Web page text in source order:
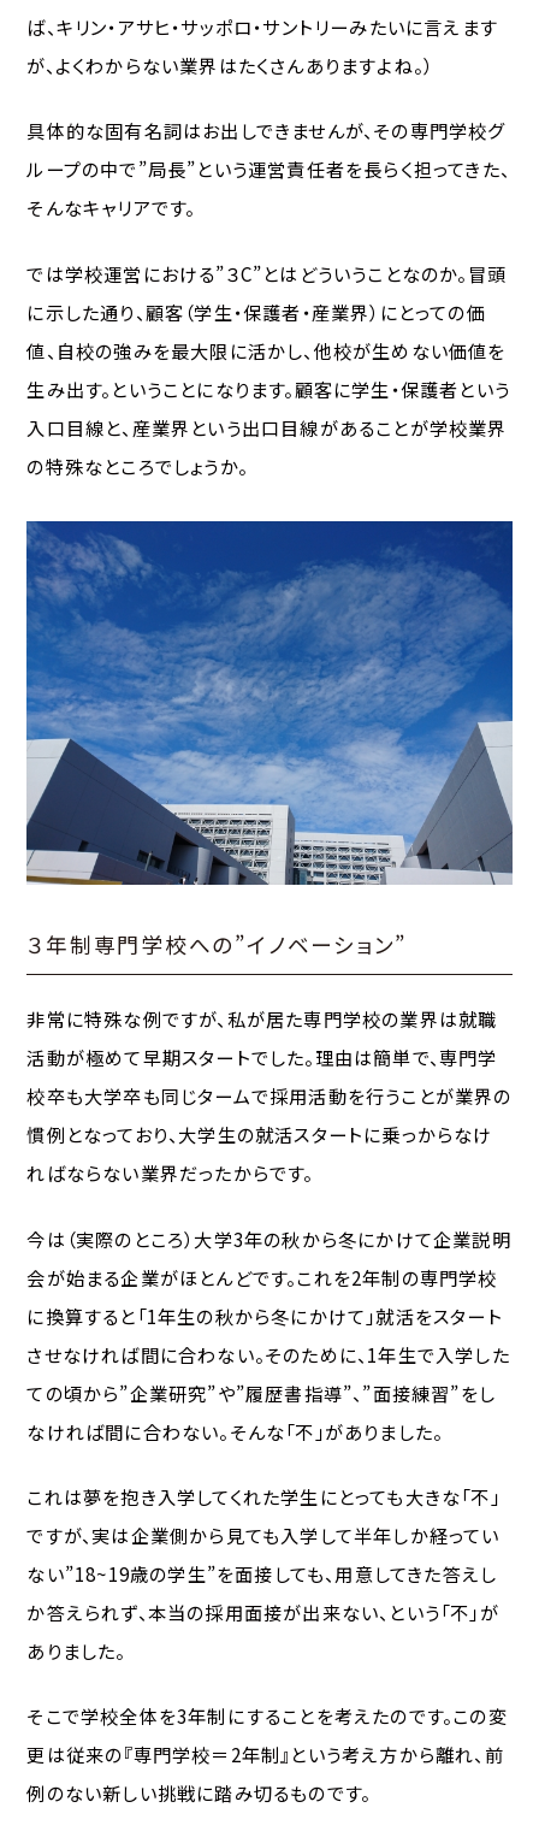
ば、キリン・アサヒ・サッポロ・サントリーみたいに言えます
が、よくわからない業界はたくさんありますよね。）
具体的な固有名詞はお出しできませんが、その専門学校グ
ループの中で”局長”という運営責任者を長らく担ってきた、
そんなキャリアです。
では学校運営における”３C”とはどういうことなのか。冒頭
に示した通り、顧客（学生・保護者・産業界）にとっての価
値、自校の強みを最大限に活かし、他校が生めない価値を
生み出す。ということになります。顧客に学生・保護者という
入口目線と、産業界という出口目線があることが学校業界
の特殊なところでしょうか。
３年制専門学校への”イノベーション”
非常に特殊な例ですが、私が居た専門学校の業界は就職
活動が極めて早期スタートでした。理由は簡単で、専門学
校卒も大学卒も同じタームで採用活動を行うことが業界の
慣例となっており、大学生の就活スタートに乗っからなけ
ればならない業界だったからです。
今は（実際のところ）大学3年の秋から冬にかけて企業説明
会が始まる企業がほとんどです。これを2年制の専門学校
に換算すると「1年生の秋から冬にかけて」就活をスタート
させなければ間に合わない。そのために、1年生で入学した
ての頃から”企業研究”や”履歴書指導”、”面接練習”をし
なければ間に合わない。そんな「不」がありました。
これは夢を抱き入学してくれた学生にとっても大きな「不」
ですが、実は企業側から見ても入学して半年しか経ってい
ない”18~19歳の学生”を面接しても、用意してきた答えし
か答えられず、本当の採用面接が出来ない、という「不」が
ありました。
そこで学校全体を3年制にすることを考えたのです。この変
更は従来の『専門学校＝2年制』という考え方から離れ、前
例のない新しい挑戦に踏み切るものです。